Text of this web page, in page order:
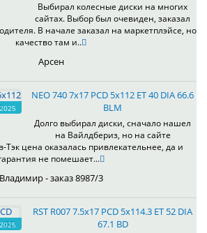
Выбирал колесные диски на многих
сайтах. Выбор был очевиден, заказал
В начале заказал на маркетплэйсе, но
качество там и..
Арсен
NEO 740 7x17 PCD 5x112 ET 40 DIA 66.6
BLM
Долго выбирал диски, сначало нашел
на Вайлдбериз, но на сайте
Тэк цена оказалась привлекательнее, да и
не помешает...
Владимир - заказ 8987/3
RST R007 7.5x17 PCD 5x114.3 ET 52 DIA
67.1 BD